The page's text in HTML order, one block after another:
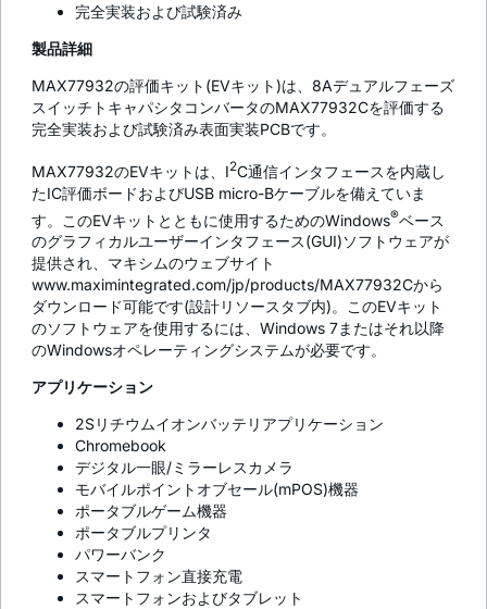
完全実装および試験済み
製品詳細
MAX77932の評価キット(EVキット)は、8Aデュアルフェーズ
スイッチトキャパシタコンバータのMAX77932Cを評価する
完全実装および試験済み表面実装PCBです。
MAX77932のEVキットは、I2C通信インタフェースを内蔵し
たIC評価ボードおよびUSB micro-Bケーブルを備えていま
す。このEVキットとともに使用するためのWindows®ベース
のグラフィカルユーザーインタフェース(GUI)ソフトウェアが
提供され、マキシムのウェブサイト
www.maximintegrated.com/jp/products/MAX77932Cから
ダウンロード可能です(設計リソースタブ内)。このEVキット
のソフトウェアを使用するには、Windows 7またはそれ以降
のWindowsオペレーティングシステムが必要です。
アプリケーション
2Sリチウムイオンバッテリアプリケーション
Chromebook
デジタル一眼/ミラーレスカメラ
モバイルポイントオブセール(mPOS)機器
ポータブルゲーム機器
ポータブルプリンタ
パワーバンク
スマートフォン直接充電
スマートフォンおよびタブレット